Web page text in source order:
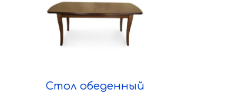
Стол обеденный